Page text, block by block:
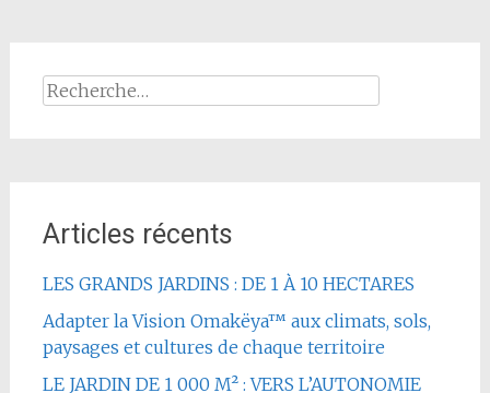
Rechercher :
Articles récents
LES GRANDS JARDINS : DE 1 À 10 HECTARES
Adapter la Vision Omakëya™ aux climats, sols,
paysages et cultures de chaque territoire
LE JARDIN DE 1 000 M² : VERS L’AUTONOMIE